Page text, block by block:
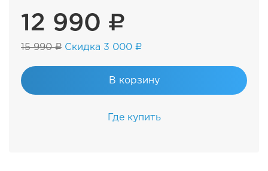
12 990 ₽
15 990 ₽ Скидка 3 000 ₽
В корзину
Где купить